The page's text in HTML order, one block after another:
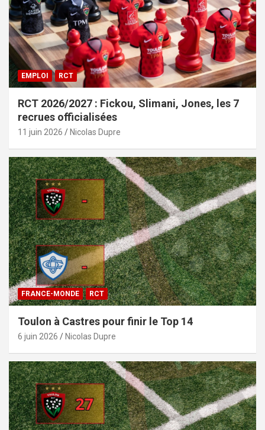
EMPLOI RCT
RCT 2026/2027 : Fickou, Slimani, Jones, les 7
recrues officialisées
11 juin 2026 Nicolas Dupre
FRANCE-MONDE RCT
Toulon à Castres pour finir le Top 14
6 juin 2026 Nicolas Dupre